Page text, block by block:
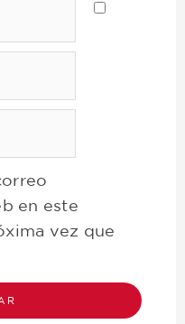
en este
vez que